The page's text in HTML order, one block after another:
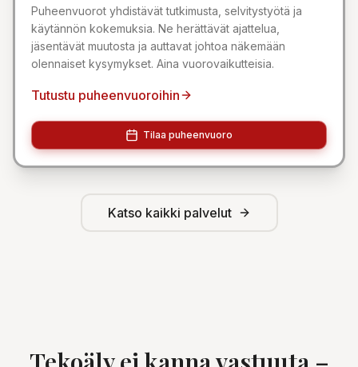
Puheenvuorot yhdistävät tutkimusta, selvitystyötä ja
käytännön kokemuksia. Ne herättävät ajattelua,
jäsentävät muutosta ja auttavat johtoa näkemään
olennaiset kysymykset. Aina vuorovaikutteisia.
Tutustu puheenvuoroihin
Tilaa puheenvuoro
Katso kaikki palvelut